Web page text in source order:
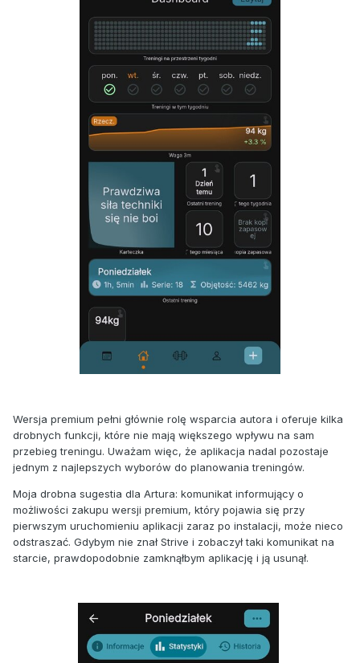
Wersja premium pełni głównie rolę wsparcia autora i oferuje kilka
drobnych funkcji, które nie mają większego wpływu na sam
przebieg treningu. Uważam więc, że aplikacja nadal pozostaje
jednym z najlepszych wyborów do planowania treningów.
Moja drobna sugestia dla Artura: komunikat informujący o
możliwości zakupu wersji premium, który pojawia się przy
pierwszym uruchomieniu aplikacji zaraz po instalacji, może nieco
odstraszać. Gdybym nie znał Strive i zobaczył taki komunikat na
starcie, prawdopodobnie zamknąłbym aplikację i ją usunął.